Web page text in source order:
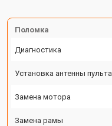
Поломка
Диагностика
Установка антенны пульта
Замена мотора
Замена рамы